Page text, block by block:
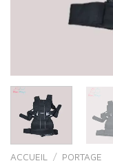
ACCUEIL / PORTAGE